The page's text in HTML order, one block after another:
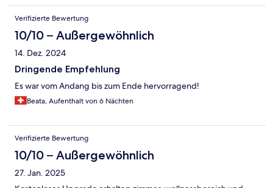
Verifizierte Bewertung
10/10 – Außergewöhnlich
14. Dez. 2024
Dringende Empfehlung
Es war vom Andang bis zum Ende hervorragend!
Beata, Aufenthalt von 6 Nächten
Verifizierte Bewertung
10/10 – Außergewöhnlich
27. Jan. 2025